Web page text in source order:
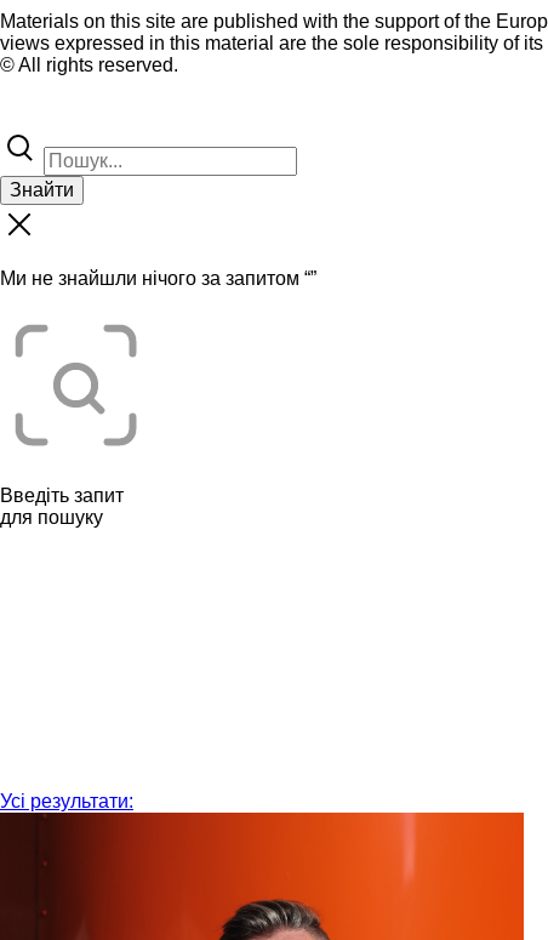
Materials on this site are published with the support of the
views expressed in this material are the sole responsibility of its
© All rights reserved.
Знайти
Ми не знайшли нічого за запитом “”
Введіть запит
для пошуку
Усі результати: